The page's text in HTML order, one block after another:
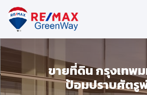
ขายที่ดิน กรุงเทพ
ป้อมปราบศัตรู